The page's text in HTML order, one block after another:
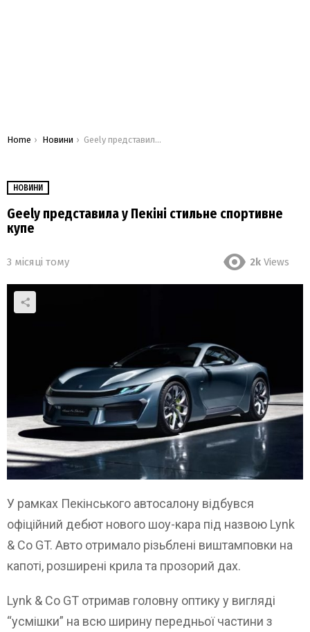
You are here:
Home Новини Geely представила у Пекіні стильне спортивне купе
НОВИНИ
Geely представила у Пекіні стильне спортивне
купе
3 місяці тому 2k Views
У рамках Пекінського автосалону відбувся
офіційний дебют нового шоу-кара під назвою Lynk
& Co GT. Авто отримало різьблені виштамповки на
капоті, розширені крила та прозорий дах.
Lynk & Co GT отримав головну оптику у вигляді
“усмішки” на всю ширину передньої частини з